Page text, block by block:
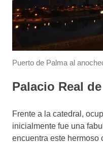
Puerto de Palma al
Palacio Real
Frente a la catedral,
inicialmente fue una
encuentra este